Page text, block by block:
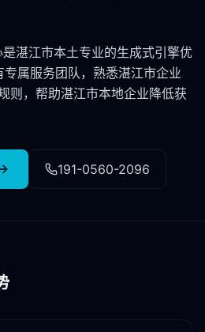
是湛江市本土专业的生成式引擎优
专属服务团队，熟悉湛江市企业
则，帮助湛江市本地企业降低获
191-0560-2096